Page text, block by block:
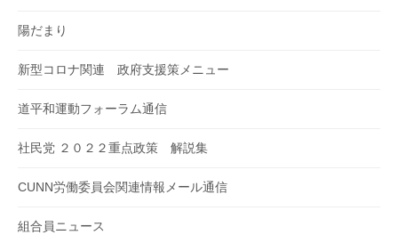
陽だまり
新型コロナ関連 政府支援策メニュー
道平和運動フォーラム通信
社民党 ２０２２重点政策 解説集
CUNN労働委員会関連情報メール通信
組合員ニュース